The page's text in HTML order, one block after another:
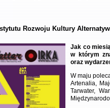
Rozwoju Kultury
Jak co
w którym
oraz
W maju
Artenalia,
Tarwater,